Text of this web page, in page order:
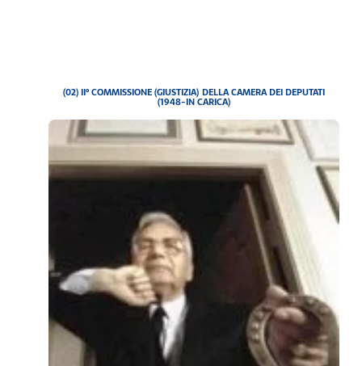
(02) II° COMMISSIONE (GIUSTIZIA) DELLA CAMERA DEI DEPUTATI
(1948-IN CARICA)